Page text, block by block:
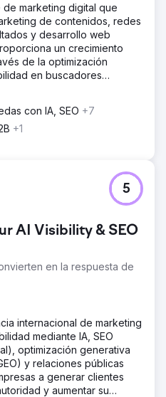
marketing digital que
de contenidos, redes
y desarrollo web
un crecimiento
de la optimización
en buscadores
con IA, SEO +7
+1
AI Visibility & SEO
en la respuesta de
5
internacional de marketing
mediante IA, SEO
optimización generativa
y relaciones públicas
a generar clientes
y aumentar su